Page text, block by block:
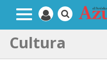
Cultura